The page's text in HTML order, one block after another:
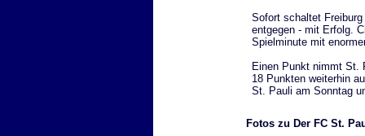
Sofort schaltet
entgegen - mit Erfolg.
Spielminute mit
Einen Punkt nimmt St.
18 Punkten weiterhin
St. Pauli am Sonntag
Fotos zu Der FC St.